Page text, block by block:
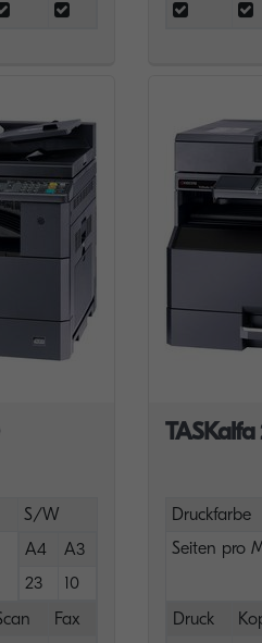
S/W
A4
A3
23
10
Fax
TASKalfa
Druckfarbe
Seiten pro
Druck